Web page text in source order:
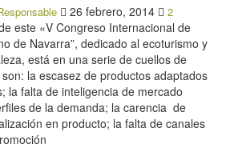
26 febrero, 2014 2
este «V Congreso Internacional de
de Navarra”, dedicado al ecoturismo y
está en una serie de cuellos de
la escasez de productos adaptados
la falta de inteligencia de mercado
de la demanda; la carencia de
en producto; la falta de canales